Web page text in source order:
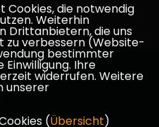
Cookies, die notwendig
Weiterhin
Drittanbietern, die uns
zu verbessern (Website-
bestimmter
Ihre
widerrufen. Weitere
unserer
(Übersicht)